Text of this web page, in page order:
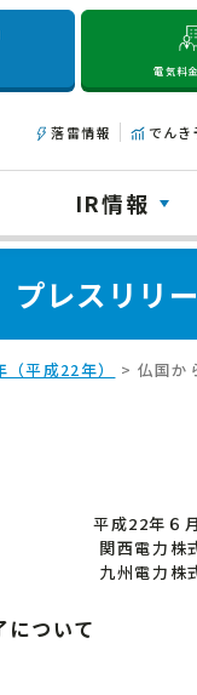
電気料
落雷情報 でんき
IR情報
プレスリリ
平成22年） > 仏国か
平成22年６
関西電力株
九州電力株
について